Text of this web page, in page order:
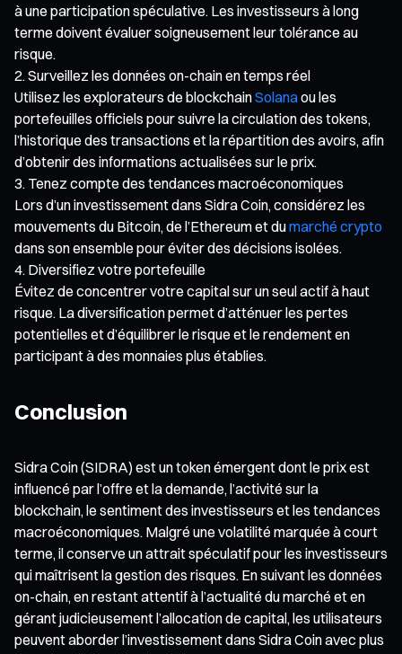
à une participation spéculative. Les investisseurs à long
terme doivent évaluer soigneusement leur tolérance au
risque.
Surveillez les données on-chain en temps réel
Utilisez les explorateurs de blockchainSolanaou les
portefeuilles officiels pour suivre la circulation des tokens,
l’historique des transactions et la répartition des avoirs, afin
d’obtenir des informations actualisées sur le prix.
Tenez compte des tendances macroéconomiques
Lors d’un investissement dans Sidra Coin, considérez les
mouvements du Bitcoin, de l’Ethereum et dumarché crypto
dans son ensemble pour éviter des décisions isolées.
Diversifiez votre portefeuille
Évitez de concentrer votre capital sur un seul actif à haut
risque. La diversification permet d’atténuer les pertes
potentielles et d’équilibrer le risque et le rendement en
participant à des monnaies plus établies.
Conclusion
Sidra Coin (SIDRA) est un token émergent dont le prix est
influencé par l’offre et la demande, l’activité sur la
blockchain, le sentiment des investisseurs et les tendances
macroéconomiques. Malgré une volatilité marquée à court
terme, il conserve un attrait spéculatif pour les investisseurs
qui maîtrisent la gestion des risques. En suivant les données
on-chain, en restant attentif à l’actualité du marché et en
gérant judicieusement l’allocation de capital, les utilisateurs
peuvent aborder l’investissement dans Sidra Coin avec plus